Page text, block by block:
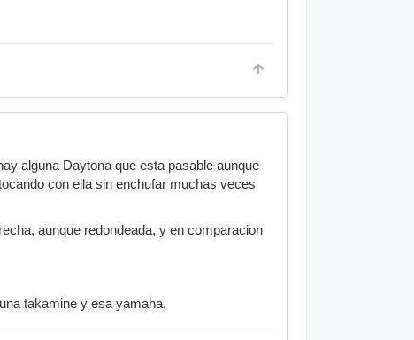
alguna Daytona que esta pasable aunque
con ella sin enchufar muchas veces
aunque redondeada, y en comparacion
takamine y esa yamaha.